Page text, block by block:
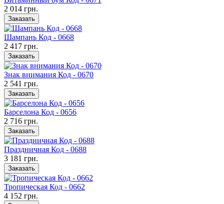
2 014 грн.
Заказать
Шампань Код - 0668
2 417 грн.
Заказать
Знак внимания Код - 0670
2 541 грн.
Заказать
Барселона Код - 0656
2 716 грн.
Заказать
Праздничная Код - 0688
3 181 грн.
Заказать
Тропическая Код - 0662
4 152 грн.